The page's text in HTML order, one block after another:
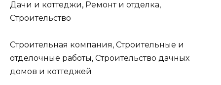
Дачи и коттеджи, Ремонт и отделка,
Строительство
Строительная компания, Строительные и
отделочные работы, Строительство дачных
домов и коттеджей